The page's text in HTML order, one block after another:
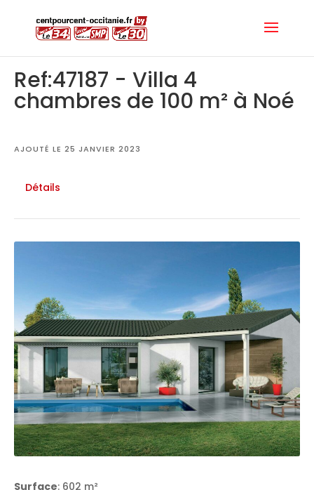
Ref:47187 - Villa 4
chambres de 100 m² à Noé
AJOUTÉ LE 25 JANVIER 2023
Détails
Surface: 602 m²